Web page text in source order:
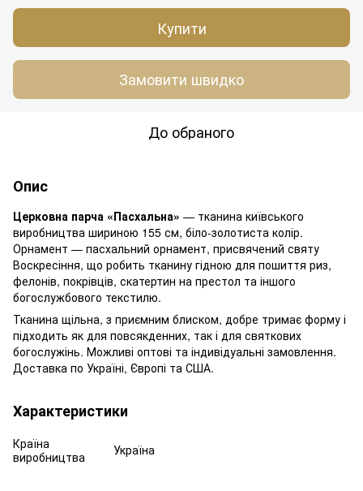
Купити
Замовити швидко
До обраного
Опис
Церковна парча «Пасхальна» — тканина київського
виробництва шириною 155 см, біло-золотиста колір.
Орнамент — пасхальний орнамент, присвячений святу
Воскресіння, що робить тканину гідною для пошиття риз,
фелонів, покрівців, скатертин на престол та іншого
богослужбового текстилю.
Тканина щільна, з приємним блиском, добре тримає форму і
підходить як для повсякденних, так і для святкових
богослужінь. Можливі оптові та індивідуальні замовлення.
Доставка по Україні, Європі та США.
Характеристики
Країна
виробництва
Україна